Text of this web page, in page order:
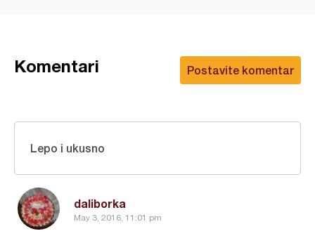
Postavite komentar
Komentari
daliborka
May 3, 2016, 11:01 pm
Lepo i ukusno